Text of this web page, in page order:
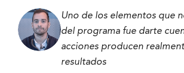
Uno de los elementos que
del programa fue darte
acciones producen
resultados